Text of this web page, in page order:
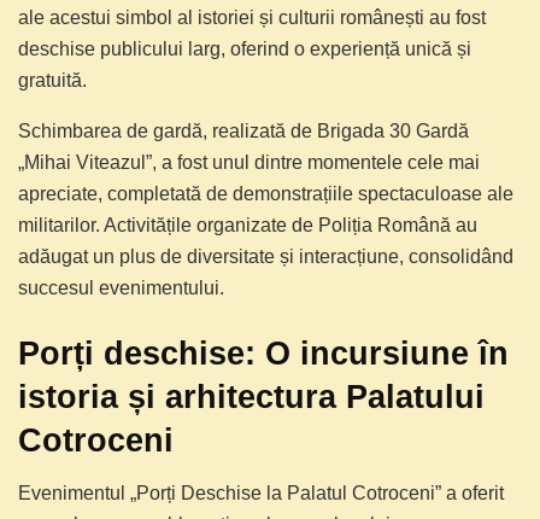
ale acestui simbol al istoriei și culturii românești au fost
deschise publicului larg, oferind o experiență unică și
gratuită.
Schimbarea de gardă, realizată de Brigada 30 Gardă
„Mihai Viteazul”, a fost unul dintre momentele cele mai
apreciate, completată de demonstrațiile spectaculoase ale
militarilor. Activitățile organizate de Poliția Română au
adăugat un plus de diversitate și interacțiune, consolidând
succesul evenimentului.
Porți deschise: O incursiune în
istoria și arhitectura Palatului
Cotroceni
Evenimentul „Porți Deschise la Palatul Cotroceni” a oferit